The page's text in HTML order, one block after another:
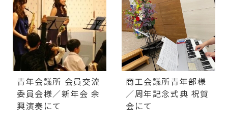
青年会議所 会員交流
委員会様／新年会 余
興演奏にて
商工会議所青年部様
／周年記念式典 祝賀
会にて